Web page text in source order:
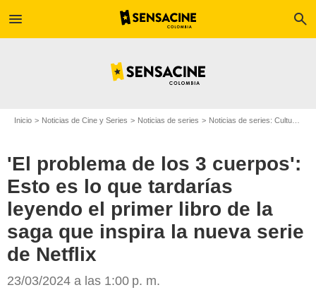
menu search
Inicio Noticias de Cine y Series Noticias de series Noticias de series: Cultura Series
'El problema de los 3 cuerpos':
Esto es lo que tardarías
leyendo el primer libro de la
saga que inspira la nueva serie
de Netflix
23/03/2024 a las 1:00 p. m.